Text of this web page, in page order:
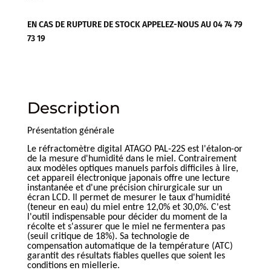
EN CAS DE RUPTURE DE STOCK APPELEZ-NOUS AU 04 74 79
73 19
Description
Présentation générale
Le réfractomètre digital ATAGO PAL-22S est l'étalon-or
de la mesure d'humidité dans le miel. Contrairement
aux modèles optiques manuels parfois difficiles à lire,
cet appareil électronique japonais offre une lecture
instantanée et d'une précision chirurgicale sur un
écran LCD. Il permet de mesurer le taux d'humidité
(teneur en eau) du miel entre 12,0% et 30,0%. C'est
l'outil indispensable pour décider du moment de la
récolte et s'assurer que le miel ne fermentera pas
(seuil critique de 18%). Sa technologie de
compensation automatique de la température (ATC)
garantit des résultats fiables quelles que soient les
conditions en miellerie.